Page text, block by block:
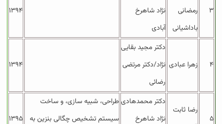
۳
رمضانی
باداشیانی
نژاد شاهرخ
آبادی
۱۳۹۴
۴ زهرا عبادی
دکتر مجید بقایی
نژاد/دکتر مرتضی
رضائی
۱۳۹۴
۵
رضا ثابت
دکتر محمدهادی
نژاد شاهرخ
طراحی، شبیه سازی، و ساخت
سیستم تشخیص چگالی بنزین به
۱۳۹۵